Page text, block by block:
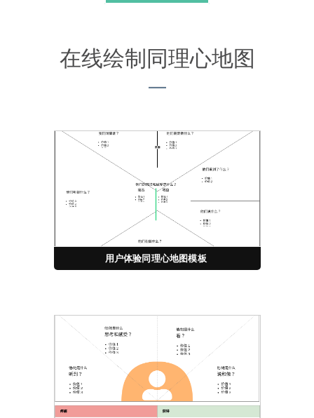
在线绘制同理心地图
用户体验同理心地图模板